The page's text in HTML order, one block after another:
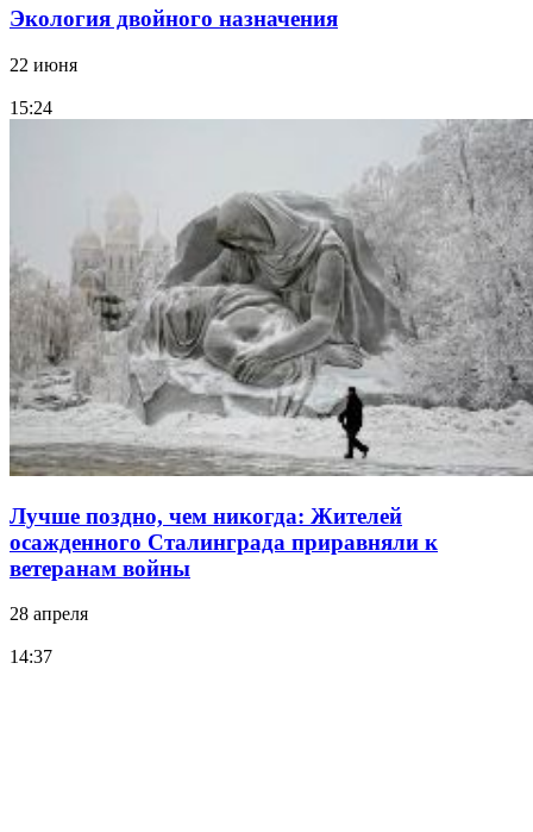
Экология двойного назначения
22 июня
15:24
Лучше поздно, чем никогда: Жителей
осажденного Сталинграда приравняли к
ветеранам войны
28 апреля
14:37